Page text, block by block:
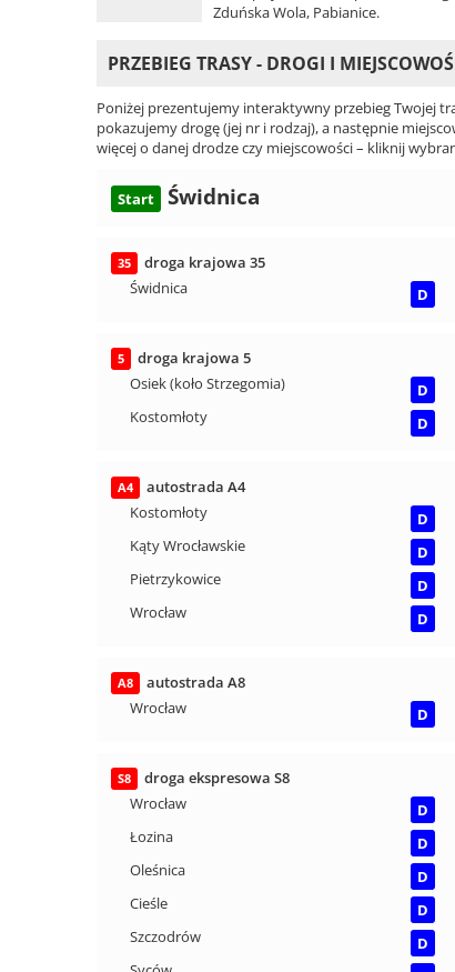
Zduńska Wola, Pabianice.
PRZEBIEG TRASY - DROGI I
Poniżej prezentujemy interaktywny przebieg Twojej
pokazujemy drogę (jej nr i rodzaj), a następnie
więcej o danej drodze czy miejscowości – kliknij
Start Świdnica
35
droga krajowa 35
Świdnica
D
5
droga krajowa 5
Osiek (koło Strzegomia)
D
Kostomłoty
D
A4
autostrada A4
Kostomłoty
D
Kąty Wrocławskie
D
Pietrzykowice
D
Wrocław
D
A8
autostrada A8
Wrocław
D
S8
droga ekspresowa S8
Wrocław
D
Łozina
D
Oleśnica
D
Cieśle
D
Szczodrów
D